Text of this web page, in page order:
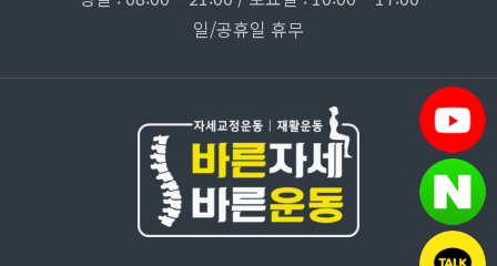
일/공휴일 휴무